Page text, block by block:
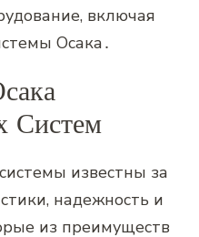
включая
Осака․
Систем
известны за
надежность и
из преимуществ